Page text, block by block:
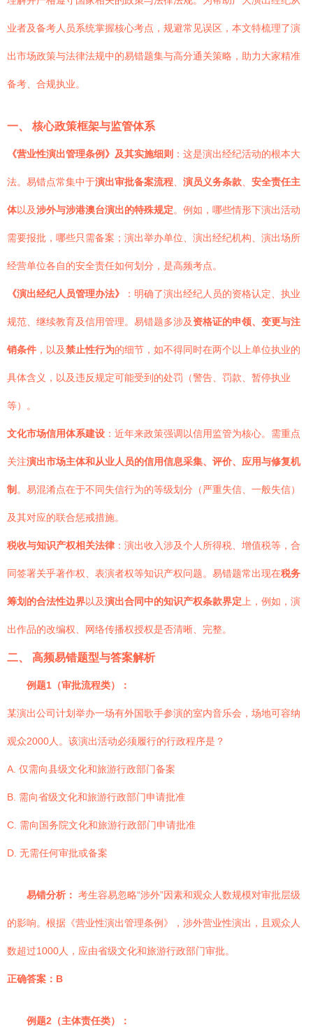
业者及备考人员系统掌握核心考点，规避常见误区，本文特梳理了演
出市场政策与法律法规中的易错题集与高分通关策略，助力大家精准
备考、合规执业。
一、 核心政策框架与监管体系
《营业性演出管理条例》及其实施细则 ：这是演出经纪活动的根本大
法。易错点常集中于演出审批备案流程 演员义务条款 安全责任主
体以及涉外与涉港澳台演出的特殊规定。例如，哪些情形下演出活动
需要报批，哪些只需备案；演出举办单位、演出经纪机构、演出场所
经营单位各自的安全责任如何划分，是高频考点。
《演出经纪人员管理办法》 ：明确了演出经纪人员的资格认定、执业
规范、继续教育及信用管理。易错题多涉及资格证的申领、变更与注
销条件 ，以及禁止性行为的细节，如不得同时在两个以上单位执业的
具体含义，以及违反规定可能受到的处罚（警告、罚款、暂停执业
等）。
文化市场信用体系建设 ：近年来政策强调以信用监管为核心。需重点
关注演出市场主体和从业人员的信用信息采集、评价、应用与修复机
制 。易混淆点在于不同失信行为的等级划分（严重失信、一般失信）
及其对应的联合惩戒措施。
税收与知识产权相关法律 ：演出收入涉及个人所得税、增值税等，合
同签署关乎著作权、表演者权等知识产权问题。易错题常出现在税务
筹划的合法性边界以及演出合同中的知识产权条款界定 上，例如，演
出作品的改编权、网络传播权授权是否清晰、完整。
二、 高频易错题型与答案解析
例题1（审批流程类）：
某演出公司计划举办一场有外国歌手参演的室内音乐会，场地可容纳
观众2000人。该演出活动必须履行的行政程序是？
A. 仅需向县级文化和旅游行政部门备案
B. 需向省级文化和旅游行政部门申请批准
C. 需向国务院文化和旅游行政部门申请批准
D. 无需任何审批或备案
易错分析： 考生容易忽略“涉外”因素和观众人数规模对审批层级
的影响。根据《营业性演出管理条例》，涉外营业性演出，且观众人
数超过1000人，应由省级文化和旅游行政部门审批。
正确答案：B
例题2（主体责任类）：